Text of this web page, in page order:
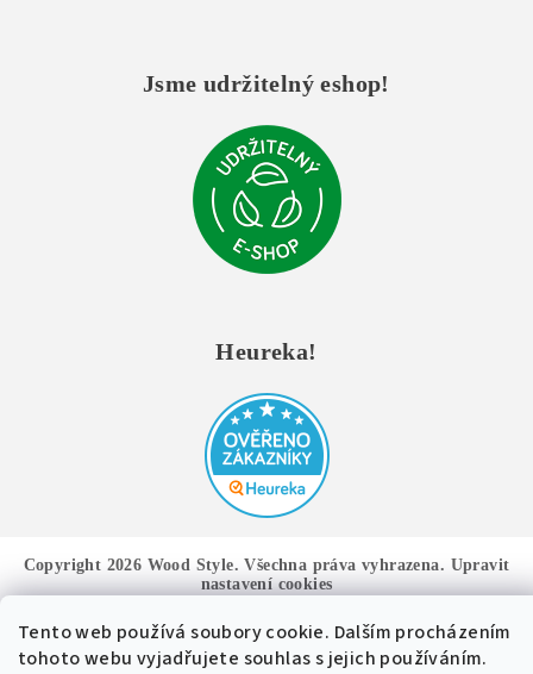
Tento web používá soubory cookie. Dalším procházením
tohoto webu vyjadřujete souhlas s jejich používáním.
Jsme udržitelný eshop!
Heureka!
Copyright 2026 Wood Style. Všechna práva vyhrazena. Upravit
nastavení cookies
Vytvořil Shoptet